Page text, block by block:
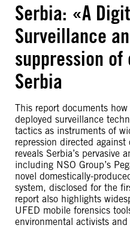
Serbia: «A
Surveillance
suppression
Serbia
This report documents
deployed surveillance
tactics as instruments of
repression directed
reveals Serbia’s pervasive
including NSO Group’s
novel domestically-
system, disclosed for the
report also highlights
UFED mobile forensics
environmental activists